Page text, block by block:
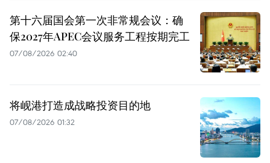
第十六届国会第一次非常规会议：确
保2027年APEC会议服务工程按期完工
07/08/2026 02:40
将岘港打造成战略投资目的地
07/08/2026 01:32